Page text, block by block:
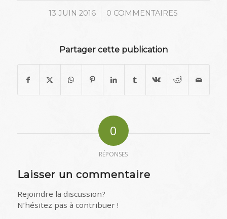
13 JUIN 2016
/ 0 COMMENTAIRES
Partager cette publication
0
RÉPONSES
Laisser un commentaire
Rejoindre la discussion?
N’hésitez pas à contribuer !